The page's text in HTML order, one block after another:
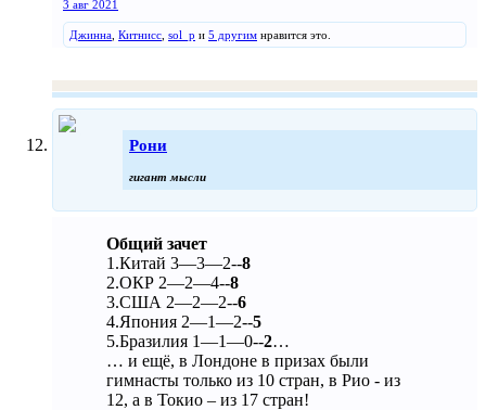
3 авг 2021
Джинна Китнисс sol_p и 5 другим нравится это.
Рони
гигант мысли
Общий зачет
1.Китай 3—3—2--8
2.ОКР 2—2—4--8
3.США 2—2—2--6
4.Япония 2—1—2--5
5.Бразилия 1—1—0--2…
… и ещё, в Лондоне в призах были
гимнасты только из 10 стран, в Рио - из
12, а в Токио – из 17 стран!